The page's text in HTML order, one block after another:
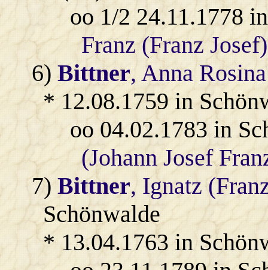
oo 1/2 24.11.1778
Franz (Franz Josef)
6)Bittner, Anna
* 12.08.1759 in
oo 04.02.1783 in
(Johann Josef
7)Bittner, Ignatz
Schönwalde
* 13.04.1763 in